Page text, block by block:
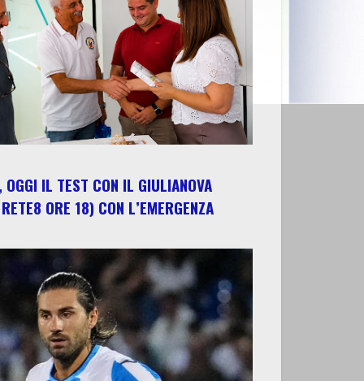
OGGI IL TEST CON IL GIULIANOVA
ORE 18) CON L’EMERGENZA